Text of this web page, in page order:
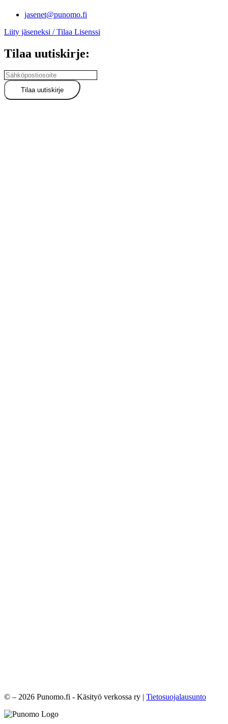
jasenet@punomo.fi
Liity jäseneksi / Tilaa Lisenssi
Tilaa uutiskirje:
© – 2026 Punomo.fi - Käsityö verkossa ry | Tietosuojalausunto